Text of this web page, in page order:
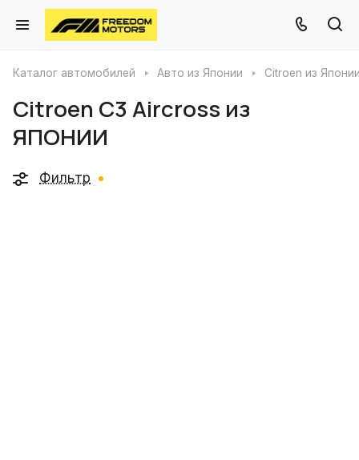
Каталог автомобилей Авто из Японии Citroen из
Citroen C3 Aircross из
ЯПОНИИ
Фильтр